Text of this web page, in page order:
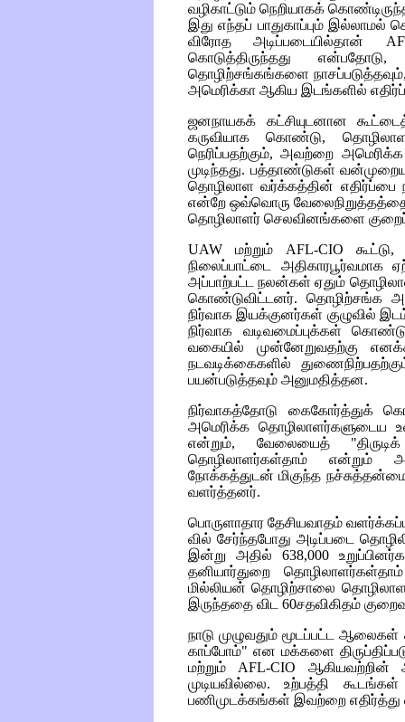
வழிகாட்டும் நெறியாகக்
இது எந்தப் பாதுகாப்பும் இல்லாமல்
விரோத அடிப்படையில்தான்
கொடுத்திருந்தது
தொழிற்சங்கங்களை
அமெரிக்கா ஆகிய இடங்களில்
ஜனநாயகக் கட்சியுடனான
கருவியாக கொண்டு,
நெரிப்பதற்கும், அவற்றை
முடிந்தது. பத்தாண்டுகள்
தொழிலாள வர்க்கத்தின் எதிர்ப்பை
என்றே ஒவ்வொரு
தொழிலாளர் செலவினங்களை
UAW மற்றும் AFL-CIO கூட்டு,
நிலைப்பாட்டை அதிகாரபூர்வமாக
அப்பாற்பட்ட நலன்கள் ஏதும்
கொண்டுவிட்டனர். தொழிற்சங்க
நிர்வாக இயக்குனர்கள் குழுவில்
நிர்வாக வடிவமைப்புக்கள்
வகையில் முன்னேறுவதற்கு
நடவடிக்கைகளில்
பயன்படுத்தவும் அனுமதித்தன.
நிர்வாகத்தோடு கைகோர்த்துக்
அமெரிக்க தொழிலாளர்களுடைய
என்றும், வேலையைத் "திருடிக்
தொழிலாளர்கள்தாம் என்றும்
நோக்கத்துடன் மிகுந்த
வளர்த்தனர்.
பொருளாதார தேசியவாதம்
வில் சேர்ந்தபோது அடிப்படை
இன்று அதில் 638,000
தனியார்துறை
மில்லியன் தொழிற்சாலை
இருந்ததை விட 60சதவிகிதம்
நாடு முழுவதும் மூடப்பட்ட
காப்போம்" என மக்களை
மற்றும் AFL-CIO ஆகியவற்றின்
முடியவில்லை. உற்பத்தி
பணிமுடக்கங்கள் இவற்றை எதிர்த்து